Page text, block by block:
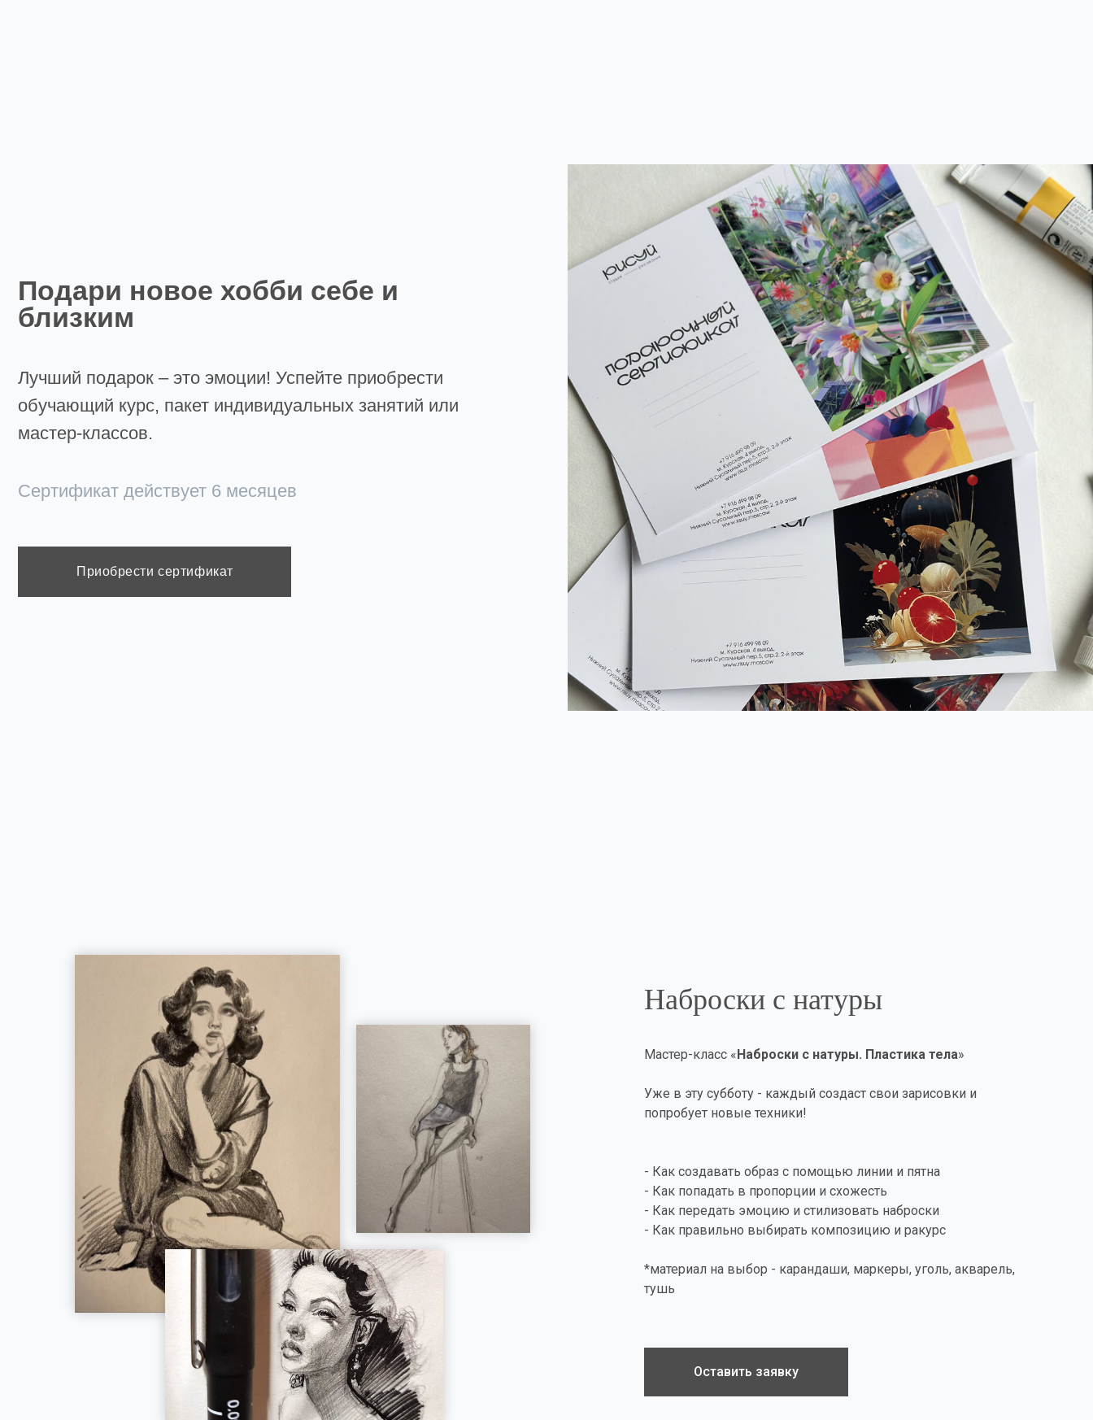
обучающий курс, пакет индивидуальных занятий или
мастер-классов.
Приобрести сертификат
Наброски с натуры
Мастер-класс «Наброски с натуры. Пластика тела»
Уже в эту субботу - каждый создаст свои зарисовки и
попробует новые техники!
- Как создавать образ с помощью линии и пятна
- Как попадать в пропорции и схожесть
- Как передать эмоцию и стилизовать наброски
- Как правильно выбирать композицию и ракурс
*материал на выбор - карандаши, маркеры, уголь, акварель,
тушь
Оставить заявку